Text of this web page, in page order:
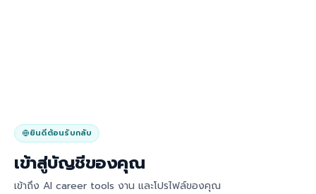
ยินดีต้อนรับกลับ
เข้าสู่บัญชีของคุณ
เข้าถึง AI career tools งาน และโปรไฟล์ของคุณ